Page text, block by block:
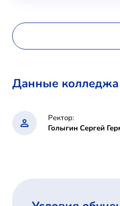
Данные колледжа
Ректор:
Голыгин Сергей